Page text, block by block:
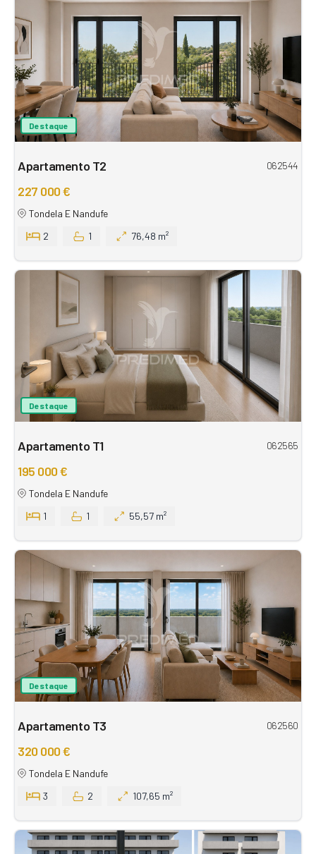
Destaque
Apartamento T2 062544
227 000 €
Tondela E Nandufe
2
1 76,48 m²
Destaque
Apartamento T1 062565
195 000 €
Tondela E Nandufe
1
1 55,57 m²
Destaque
Apartamento T3 062560
320 000 €
Tondela E Nandufe
3
2 107,65 m²